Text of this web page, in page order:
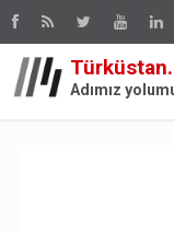
Adımız